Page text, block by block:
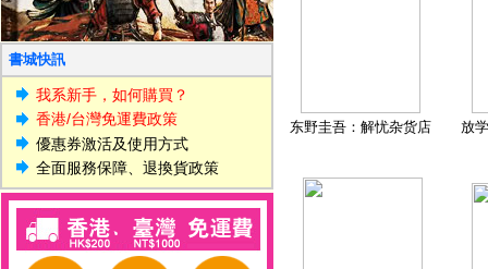
書城快訊
我系新手，如何購買？
香港/台灣免運費政策
優惠券激活及使用方式
全面服務保障、退換貨政策
东野圭吾：解忧杂货店 放